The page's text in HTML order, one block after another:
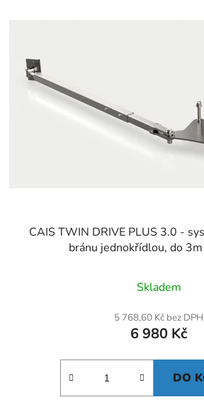
CAIS TWIN DRIVE PLUS 3.0 -
bránu jednokřídlou, do
Skladem
5 768,60 Kč bez DPH
6 980 Kč
DO